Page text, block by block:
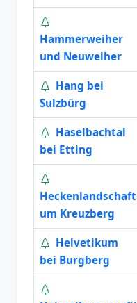
Hammerweiher
und Neuweiher
Hang bei
Sulzbürg
Haselbachtal
bei Etting
Heckenlandschaft
um Kreuzberg
Helvetikum
bei Burgberg